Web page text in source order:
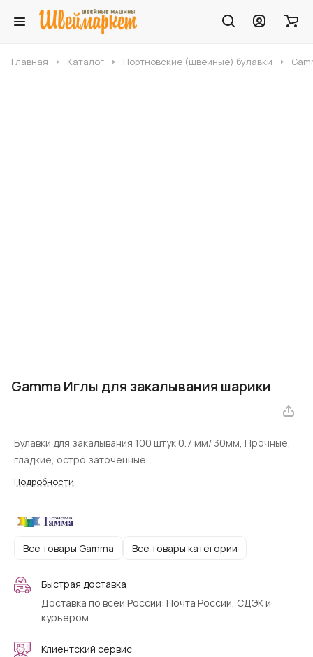
Главная Каталог Портновские (швейные) булавки
Gamma Иглы для закалывания шарики
Булавки для закалывания 100 штук 0.7 мм/ 30мм, Прочные,
гладкие, остро заточенные.
Подробности
Все товары Gamma Все товары категории
Быстрая доставка
Доставка по всей России: Почта России, СДЭК и
курьером.
Клиентский сервис